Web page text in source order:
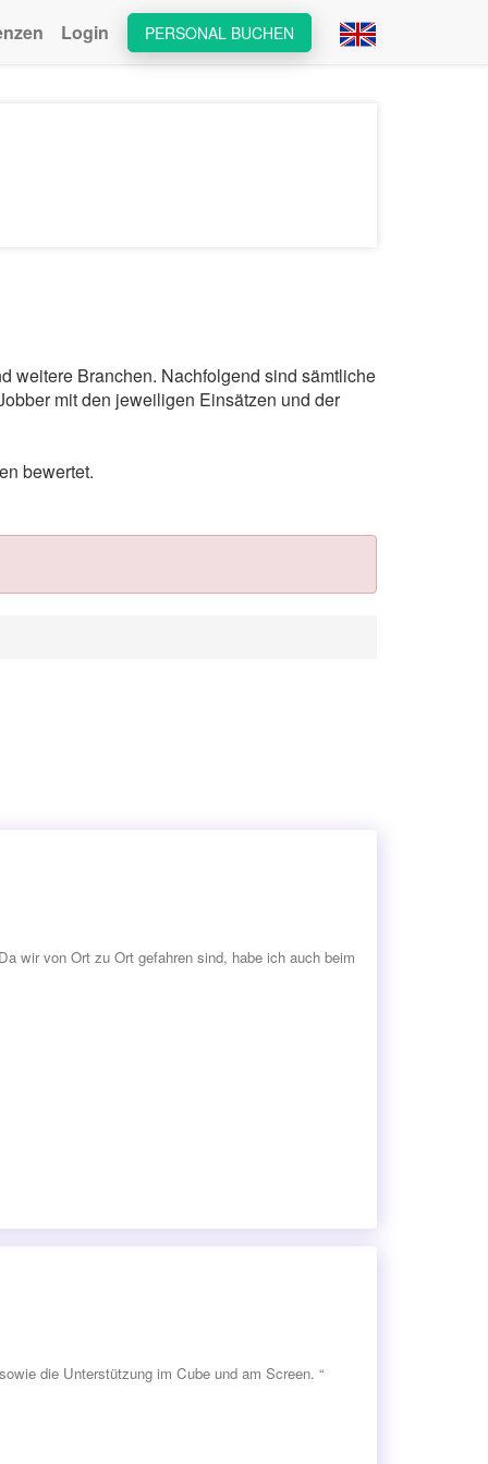
PERSONAL BUCHEN
Login
weitere Branchen. Nachfolgend sind sämtliche
mit den jeweiligen Einsätzen und der
bewertet.
wir von Ort zu Ort gefahren sind, habe ich auch beim
die Unterstützung im Cube und am Screen. “